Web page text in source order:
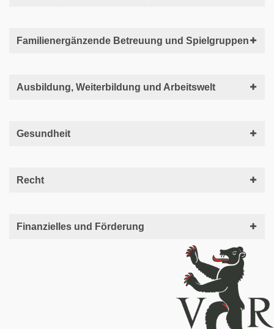
Familienergänzende Betreuung und Spielgruppen
Ausbildung, Weiterbildung und Arbeitswelt
Gesundheit
Recht
Finanzielles und Förderung